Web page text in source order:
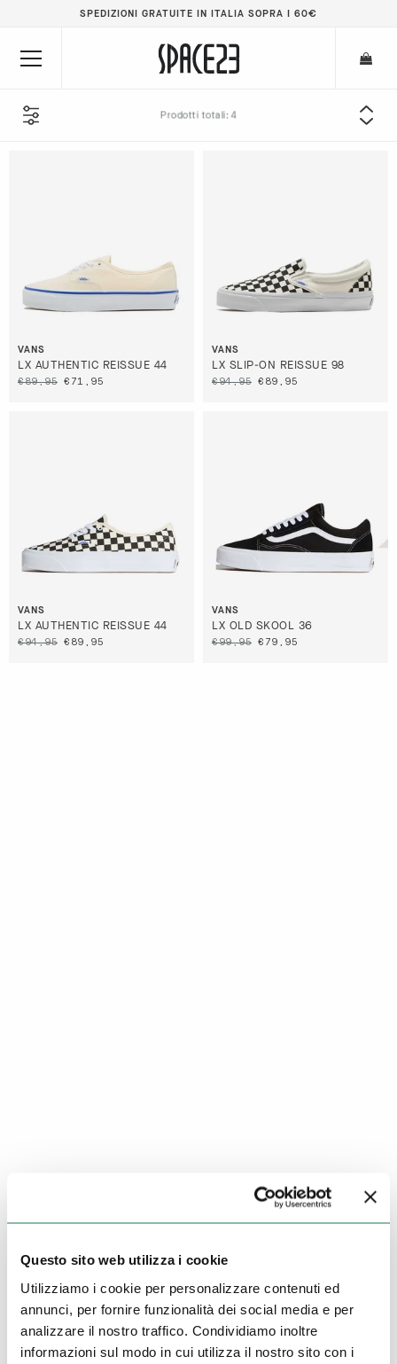
Questo sito web utilizza i cookie
Utilizziamo i cookie per personalizzare contenuti ed
annunci, per fornire funzionalità dei social media e per
analizzare il nostro traffico. Condividiamo inoltre
informazioni sul modo in cui utilizza il nostro sito con i
SPEDIZIONI GRATUITE IN ITALIA SOPRA I 60€
Prodotti totali:
BRAND
SESSO
VANS
LX AUTHENTIC REISSUE 44
€89,95 €71,95
VANS
LX SLIP-ON REISSUE 98
€94,95 €89,95
VANS
LX AUTHENTIC REISSUE 44
€94,95 €89,95
VANS
LX OLD SKOOL 36
€99,95 €79,95